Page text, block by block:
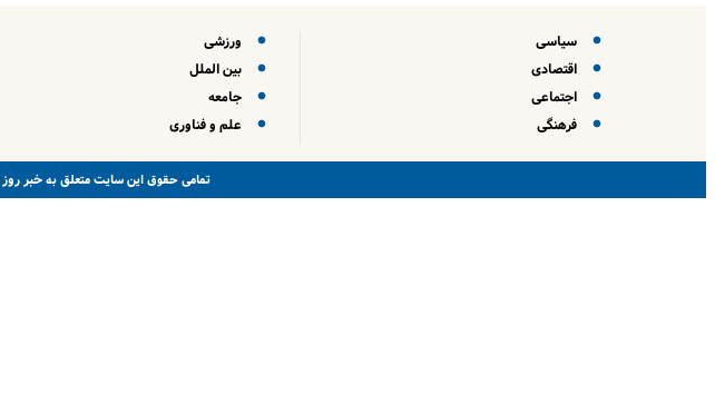
سیاسی
اقتصادی
اجتماعی
فرهنگی
ورزشی
بین الملل
جامعه
علم و فناوری
تمامی حقوق این سایت متعلق بهخبر روز